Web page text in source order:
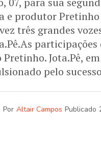
produtor Pretinho
três grandes
Pretinho. Jota.Pê,
pelo
Por Altair Campos Publicado